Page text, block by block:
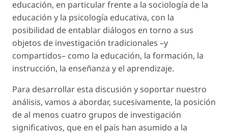
educación, en particular frente a la sociología de la
educación y la psicología educativa, con la
posibilidad de entablar diálogos en torno a sus
objetos de investigación tradicionales –y
compartidos– como la educación, la formación, la
instrucción, la enseñanza y el aprendizaje.
Para desarrollar esta discusión y soportar nuestro
análisis, vamos a abordar, sucesivamente, la posición
de al menos cuatro grupos de investigación
significativos, que en el país han asumido a la